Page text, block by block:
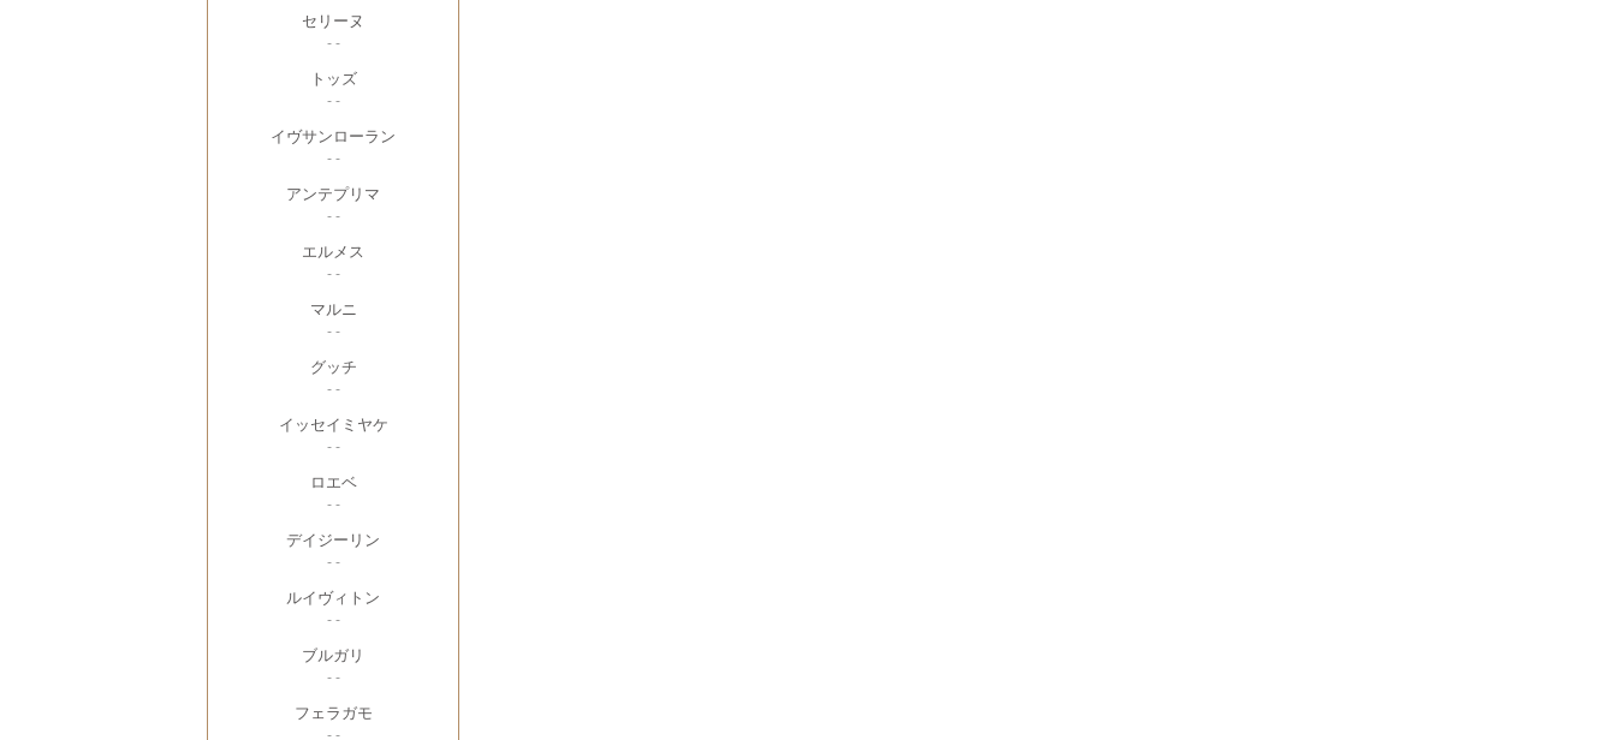
セリーヌ
- -
トッズ
- -
イヴサンローラン
- -
アンテプリマ
- -
エルメス
- -
マルニ
- -
グッチ
- -
イッセイミヤケ
- -
ロエベ
- -
デイジーリン
- -
ルイヴィトン
- -
ブルガリ
- -
フェラガモ
- -